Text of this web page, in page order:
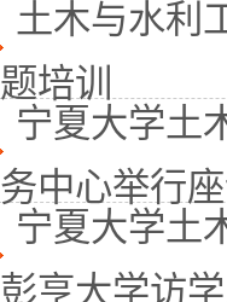
土木与水利
题培训
宁夏大学土
务中心举行
宁夏大学土
彭亨大学访